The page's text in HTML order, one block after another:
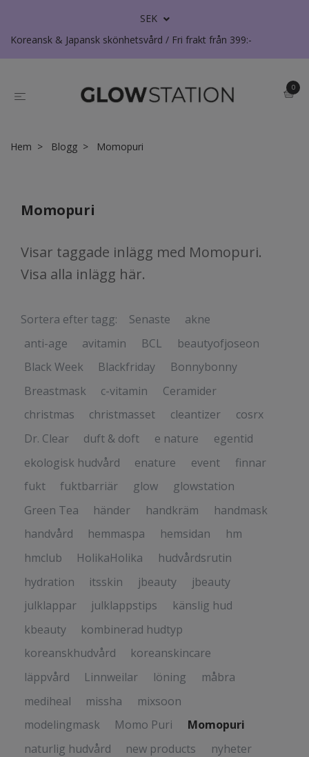
SEK
Koreansk & Japansk skönhetsvård / Fri frakt från 399:-
0
Hem Blogg Momopuri
Momopuri
Visar taggade inlägg med Momopuri.
Visa alla inlägg här.
Sortera efter tagg: Senaste
akne
anti-age
avitamin BCL
beautyofjoseon
Black Week
Blackfriday
Bonnybonny
Breastmask
c-vitamin
Ceramider
christmas
christmasset cleantizer
cosrx
Dr. Clear
duft & doft e nature
egentid
ekologisk hudvård
enature event
finnar
fukt
fuktbarriär glow
glowstation
Green Tea
händer handkräm
handmask
handvård
hemmaspa hemsidan
hm
hmclub
HolikaHolika
hudvårdsrutin
hydration
itsskin jbeauty
jbeauty
julklappar
julklappstips
känslig hud
kbeauty
kombinerad hudtyp
koreanskhudvård
koreanskincare
läppvård
Linnweilar löning
måbra
mediheal
missha
mixsoon
modelingmask
Momo Puri
Momopuri
naturlig hudvård
new products
nyheter